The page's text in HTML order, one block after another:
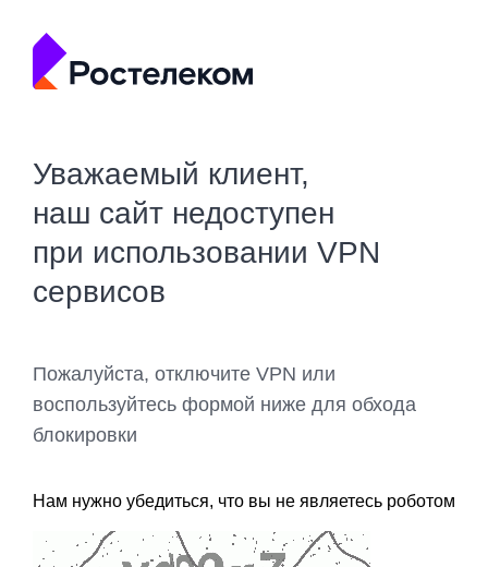
Уважаемый клиент,
наш сайт недоступен
при использовании VPN
сервисов
Пожалуйста, отключите VPN или
воспользуйтесь формой ниже для обхода
блокировки
Нам нужно убедиться, что вы не являетесь роботом